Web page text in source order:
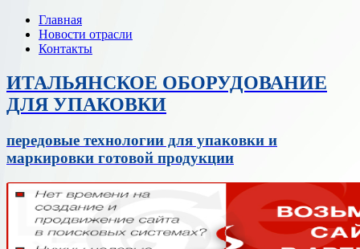
Главная
Новости отрасли
Контакты
ИТАЛЬЯНСКОЕ ОБОРУДОВАНИЕ
ДЛЯ УПАКОВКИ
передовые технологии для упаковки и
маркировки готовой продукции